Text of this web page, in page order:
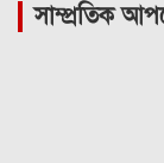
সাম্প্রতিক